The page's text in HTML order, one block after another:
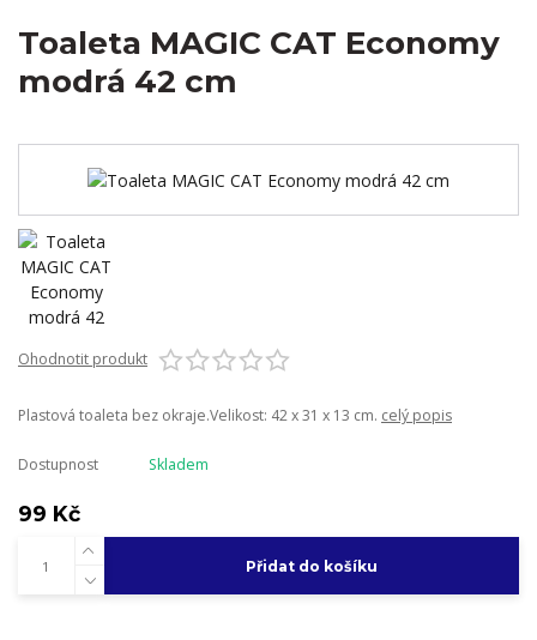
Toaleta MAGIC CAT Economy
modrá 42 cm
Ohodnotit produkt
Plastová toaleta bez okraje.Velikost: 42 x 31 x 13 cm. celý popis
Dostupnost Skladem
99 Kč
Přidat do košíku